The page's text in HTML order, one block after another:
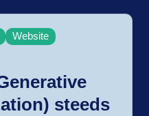
Website
steeds